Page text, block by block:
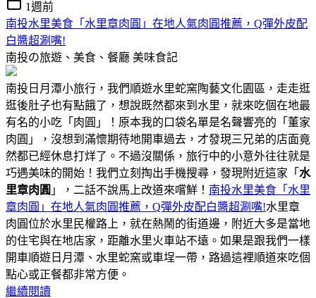
1週前
南投水里美食「水里章肉圓」在地人氣肉圓推薦，Q彈外皮配
白醬超涮嘴!
南投の旅遊、美食、餐廳 美味食記
南投日月潭小旅行，我們順遊水里蛇窯陶藝文化園區，走走逛
逛後肚子也有點餓了，想說既然都來到水里，就來吃個在地最
有名的小吃「肉圓」！原本我的口袋名單是名聲響亮的「董家
肉圓」，沒想到滿懷期待地開車過去，才發現三兄弟的店面竟
然都已經休息打烊了。不過沒關係，旅行中的小意外往往就是
巧遇美味的開始！我們立刻掏出手機搜尋，發現附近這家「 水
里章肉圓 」，二話不說馬上改道來嚐鮮！ 南投水里美食「水里
章肉圓」在地人氣肉圓推薦，Q彈外皮配白醬超涮嘴!水里章
肉圓位於水里民權路上，就在熱鬧的街道邊，附近大多是當地
的住宅與在地店家，距離水里火車站不遠。如果是跟我們一樣
開車順遊日月潭、水里蛇窯或車埕一帶，路過這裡順道來吃個
點心或正餐都非常方便。
繼續閱讀